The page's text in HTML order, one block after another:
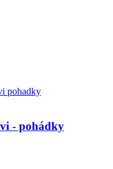
- pohádky